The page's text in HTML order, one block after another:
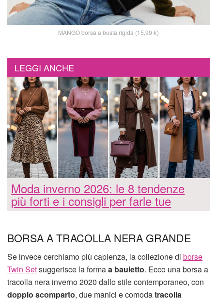
MANGO borsa a busta rigida (15,99 €)
LEGGI ANCHE
Moda inverno 2026: le 8 tendenze
più forti e i consigli per farle tue
BORSA A TRACOLLA NERA GRANDE
Se invece cerchiamo più capienza, la collezione di borse
Twin Setsuggerisce la formaa bauletto. Ecco una borsa a
tracolla nera inverno 2020 dallo stile contemporaneo, con
doppio scomparto, due manici e comodatracolla